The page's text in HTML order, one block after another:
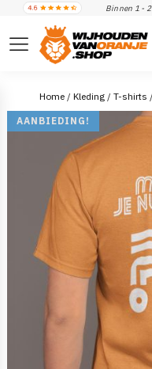
Binnen 1 -
Home/ Kleding/ T-shirts
AANBIEDING!